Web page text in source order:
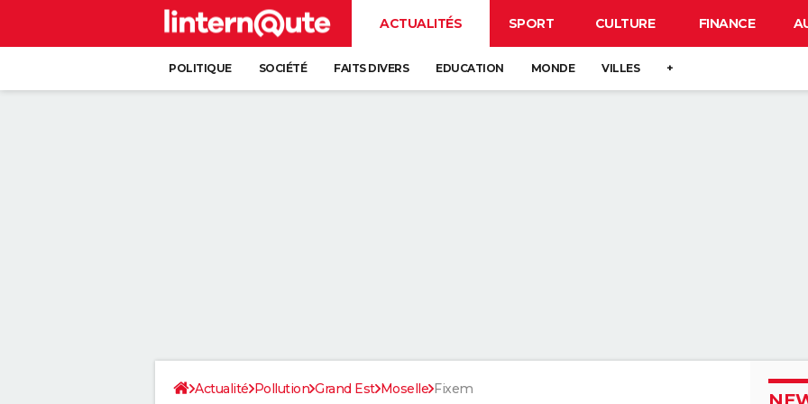
ACTUALITÉS SPORT CULTURE FINANCE
POLITIQUE SOCIÉTÉ FAITS DIVERS EDUCATION MONDE VILLES +
Actualité Pollution Grand Est Moselle Fixem